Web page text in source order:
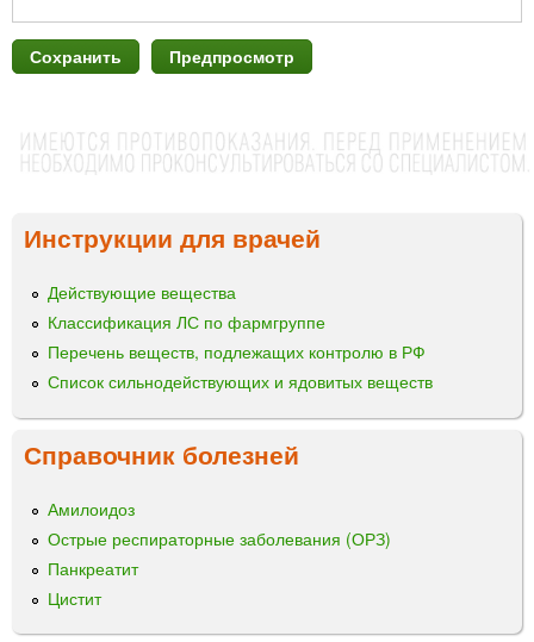
Инструкции для врачей
Действующие вещества
Классификация ЛС по фармгруппе
Перечень веществ, подлежащих контролю в РФ
Список сильнодействующих и ядовитых веществ
Справочник болезней
Амилоидоз
Острые респираторные заболевания (ОРЗ)
Панкреатит
Цистит